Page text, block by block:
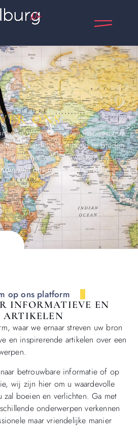
ONS
voor informatieve en inspirerende
waardevolle inhoud te bieden
uw creativiteit aanwakkert en u
Kom met ons mee op deze reis.
op ons platform
INFORMATIEVE EN
ARTIKELEN
waar we ernaar streven uw bron
en inspirerende artikelen over een
betrouwbare informatie of op
wij zijn hier om u waardevolle
boeien en verlichten. Ga met
onderwerpen verkennen
maar vriendelijke manier